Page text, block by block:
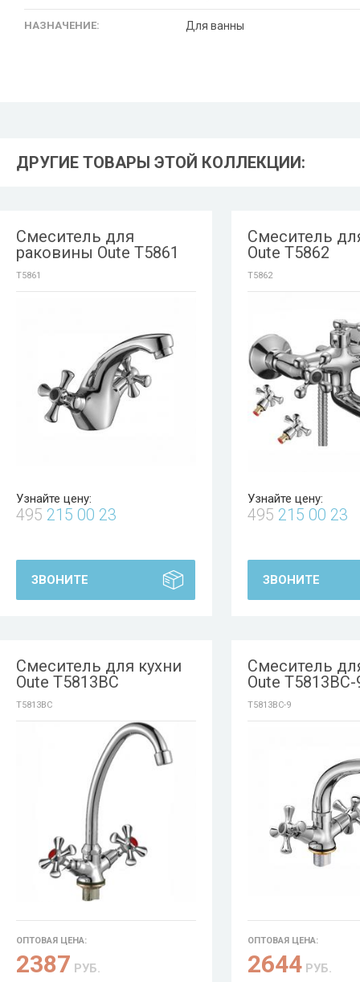
НАЗНАЧЕНИЕ: Для ванны
ДРУГИЕ ТОВАРЫ ЭТОЙ КОЛЛЕКЦИИ:
Смеситель для
раковины Oute T5861
T5861
Узнайте цену:
495 215 00 23
ЗВОНИТЕ
Смеситель
Oute T5862
T5862
Узнайте цену:
495 215 00 23
ЗВОНИТЕ
Смеситель для кухни
Oute T5813BC
T5813BC
ОПТОВАЯ ЦЕНА:
2387 РУБ.
Смеситель
Oute T5813BC-
T5813BC-9
ОПТОВАЯ ЦЕНА:
2644 РУБ.